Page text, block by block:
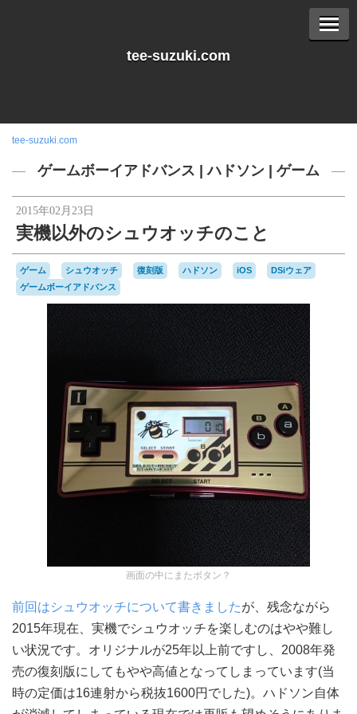
tee-suzuki.com
tee-suzuki.com
ゲームボーイアドバンス |ハドソン ゲーム
2015年02月23日
実機以外のシュウオッチのこと
ゲーム シュウオッチ 復刻版 ハドソン iOS
DSiウェア
ゲームボーイアドバンス
画面の中にまたボタン？
前回はシュウオッチについて書きましたが、残念ながら
2015年現在、実機でシュウオッチを楽しむのはやや難し
い状況です。オリジナルが25年以上前ですし、2008年発
売の復刻版にしてもやや高値となってしまっています(当
時の定価は16連射から税抜1600円でした)。ハドソン自体